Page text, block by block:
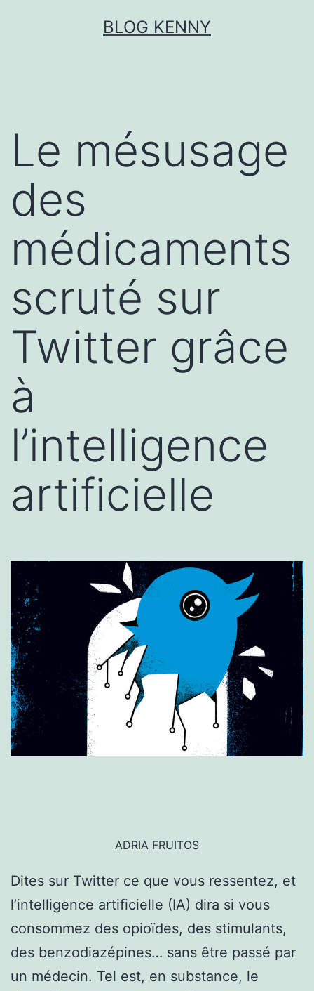
BLOG KENNY
Le mésusage
des
médicaments
scruté sur
Twitter grâce
à
l’intelligence
artificielle
ADRIA FRUITOS
Dites sur Twitter ce que vous ressentez, et
l’intelligence artificielle (IA) dira si vous
consommez des opioïdes, des stimulants,
des benzodiazépines… sans être passé par
un médecin. Tel est, en substance, le